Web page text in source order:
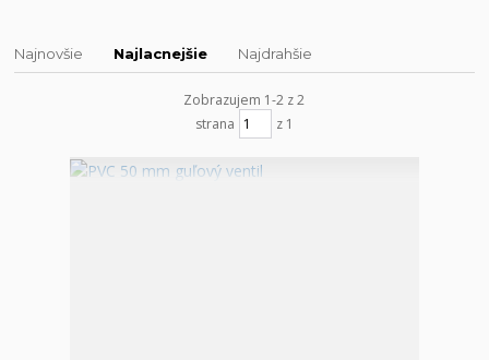
Najnovšie Najlacnejšie Najdrahšie
Zobrazujem 1-2 z 2
strana
z 1